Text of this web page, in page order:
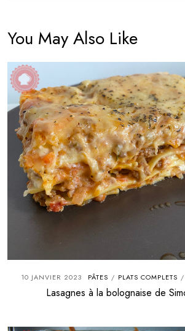
You May Also Like
10 JANVIER 2023 PÂTES / PLATS COMPLETS /
Lasagnes à la bolognaise de